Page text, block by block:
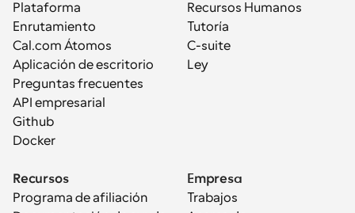
Plataforma
Enrutamiento
Cal.com Átomos
Aplicación de escritorio
Preguntas frecuentes
API empresarial
Github
Docker
Recursos Humanos
Tutoría
C-suite
Ley
Recursos
Programa de afiliación
Empresa
Trabajos